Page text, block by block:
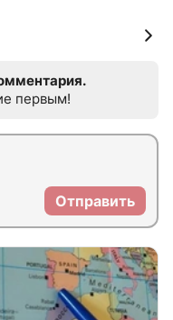
первым!
Отправить